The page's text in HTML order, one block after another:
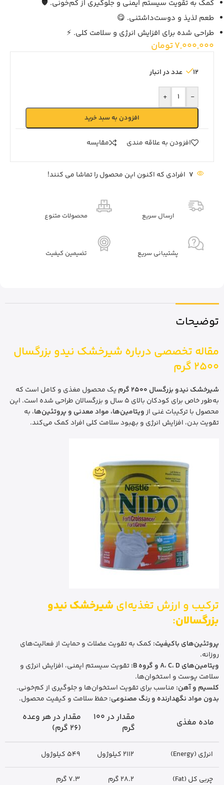
کمک به تقویت سیستم ایمنی و جلوگیری از کم‌خونی. 🛡️
طعم لذیذ و دوست‌داشتنی. 😋
طراحی شده برای افزایش انرژی و سلامت کلی. ⚡
7,000,000تومان
12 عدد در انبار
-
+
افزودن به سبد خرید
افزودن به علاقه مندی مقايسه
7 افرادی که اکنون این محصول را تماشا می کنند!
ارسال سریع محصولات متنوع
پشتیبانی سریع تضیمین کیفیت
توضیحات
مقاله تخصصی درباره شیرخشک نیدو بزرگسال
2500 گرم
شیرخشک نیدو بزرگسال 2500 گرم
یک محصول مغذی و کامل است که
به‌طور خاص برای کودکان بالای 5 سال و بزرگسالان طراحی شده است. این
محصول با ترکیبات غنی ازویتامین‌ها، مواد معدنی و پروتئین‌ها، به
تقویت بدن، افزایش انرژی و بهبود سلامت کلی افراد کمک می‌کند.
ترکیب و ارزش تغذیه‌ای شیرخشک نیدو
بزرگسالان:
پروتئین‌های باکیفیت: کمک به تقویت عضلات و حمایت از فعالیت‌های
روزانه.
ویتامین‌های A، C، D و گروه B:
تقویت سیستم ایمنی، افزایش انرژی و
سلامت پوست و استخوان‌ها.
کلسیم و آهن: مناسب برای تقویت استخوان‌ها و جلوگیری از کم‌خونی.
بدون مواد نگهدارنده و رنگ مصنوعی:حفظ سلامت و کیفیت محصول.
ماده مغذی
مقدار در 100
گرم
مقدار در هر وعده
(26 گرم)
انرژی (Energy) 2112 کیلوژول 549 کیلوژول
چربی کل (Fat) 28.2 گرم 7.3 گرم